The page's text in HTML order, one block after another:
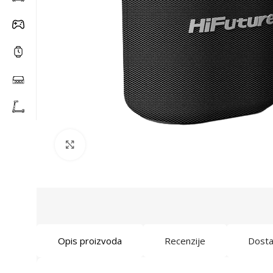
Opis proizvoda Recenzije